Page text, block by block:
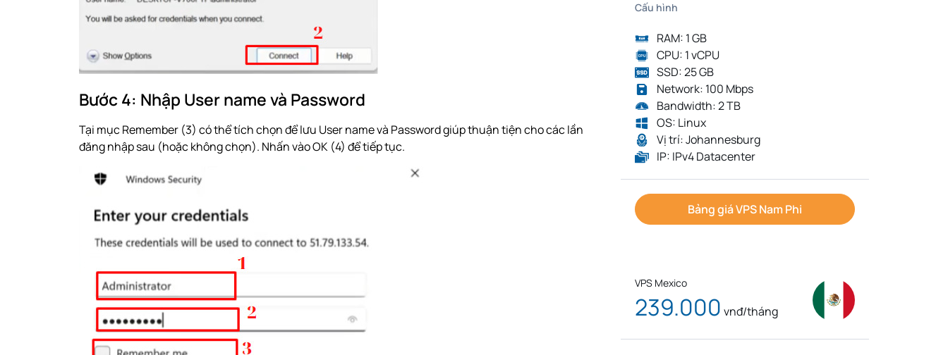
Bước 4: Nhập User name và Password
Tại mục Remember (3) có thể tích chọn để lưu User name và Password giúp thuận tiện cho các lần
đăng nhập sau (hoặc không chọn). Nhấn vào OK (4) để tiếp tục.
Cấu hình
RAM: 1 GB
CPU: 1 vCPU
SSD: 25 GB
Network: 100 Mbps
Bandwidth: 2 TB
OS: Linux
Vị trí: Johannesburg
IP: IPv4 Datacenter
Bảng giá VPS Nam Phi
VPS Mexico
239.000 vnđ/tháng